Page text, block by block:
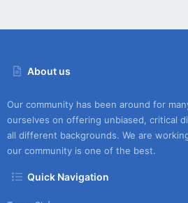
About us
Our community has been around for
ourselves on offering unbiased, critical
all different backgrounds. We are
our community is one of the best.
Quick Navigation